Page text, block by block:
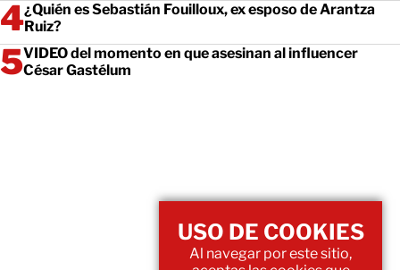
¿Quién es Sebastián Fouilloux, ex esposo de Arantza
Ruiz?
VIDEO del momento en que asesinan al influencer
César Gastélum
USO DE COOKIES
Al navegar por este sitio,